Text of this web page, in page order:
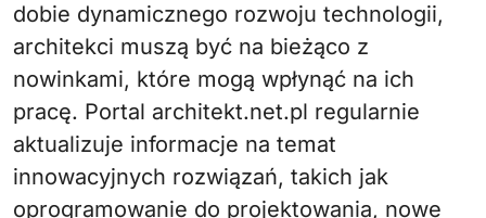
dobie dynamicznego rozwoju technologii,
architekci muszą być na bieżąco z
nowinkami, które mogą wpłynąć na ich
pracę. Portal architekt.net.pl regularnie
aktualizuje informacje na temat
innowacyjnych rozwiązań, takich jak
oprogramowanie do projektowania, nowe